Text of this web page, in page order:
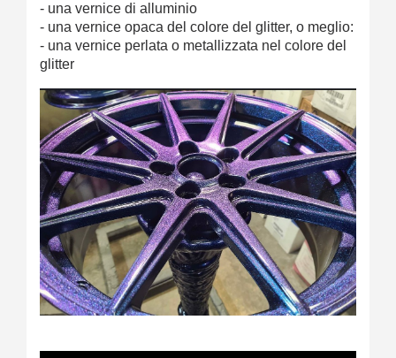
- una vernice di alluminio
- una vernice opaca del colore del glitter, o meglio:
- una vernice perlata o metallizzata nel colore del
glitter